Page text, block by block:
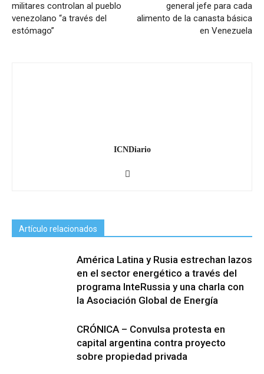
militares controlan al pueblo
venezolano “a través del
estómago”
general jefe para cada
alimento de la canasta básica
en Venezuela
ICNDiario
Artículo relacionados
América Latina y Rusia estrechan lazos
en el sector energético a través del
programa InteRussia y una charla con
la Asociación Global de Energía
CRÓNICA – Convulsa protesta en
capital argentina contra proyecto
sobre propiedad privada